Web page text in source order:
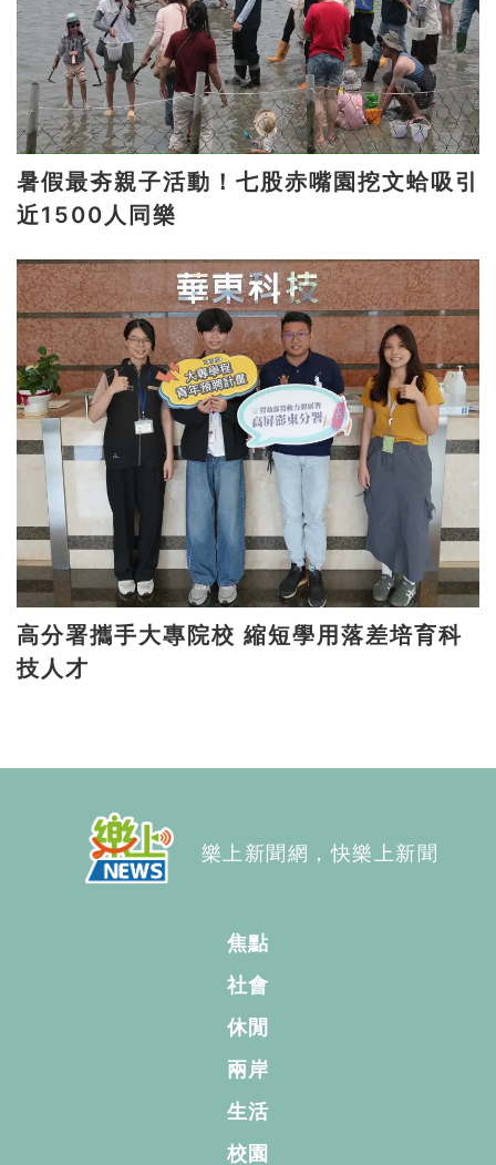
暑假最夯親子活動！七股赤嘴園挖文蛤吸引
近1500人同樂
高分署攜手大專院校 縮短學用落差培育科
技人才
樂上新聞網，快樂上新聞
焦點
社會
休閒
兩岸
生活
校園